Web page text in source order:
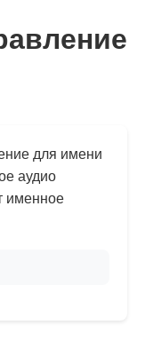
для имени
аудио
именное